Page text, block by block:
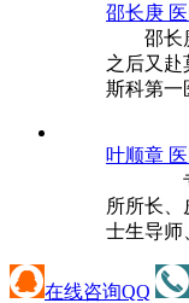
邵长庚 医
邵长庚
之后又赴
斯科第一
叶顺章 医
专家
所所长
士生导师
在线咨询QQ